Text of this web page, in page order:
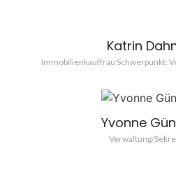
Katrin
Immobilienkauffrau Schwerpunkt:
Yvonne
Verwaltung/